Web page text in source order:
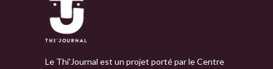
Le Thi'Journal est un projet porté par le Centre